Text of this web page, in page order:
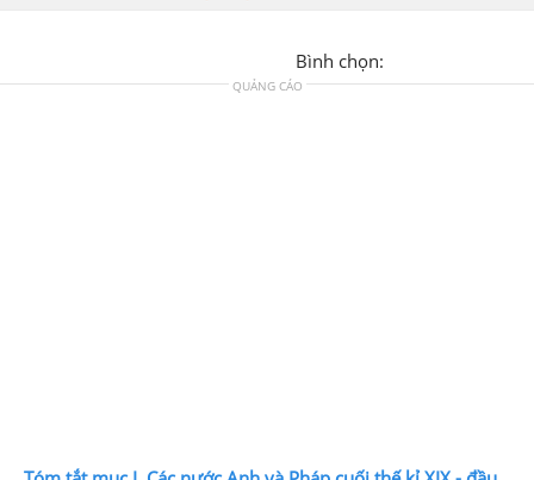
Bình chọn:
QUẢNG CÁO